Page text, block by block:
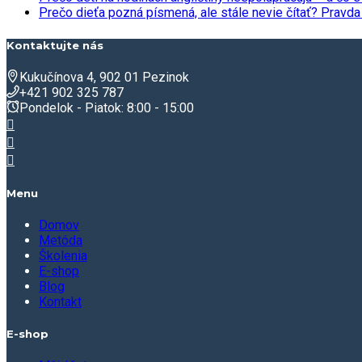
Prečo dieťa pozná písmená, ale stále nevie čítať?
Kontaktujte nás
Kukučínova 4, 902 01 Pezinok
+421 902 325 787
Pondelok - Piatok: 8:00 - 15:00
Menu
Domov
Metóda
Školenia
E-shop
Blog
Kontakt
E-shop